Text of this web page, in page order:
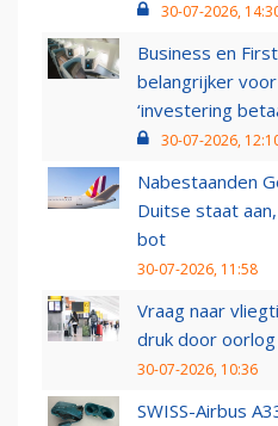
30-07-2026,
Business en
belangrijker
‘investering
30-07-2026,
Nabestaanden
Duitse staat
bot
30-07-2026, 11:58
Vraag naar
druk door
30-07-2026, 10:36
SWISS-Airbus